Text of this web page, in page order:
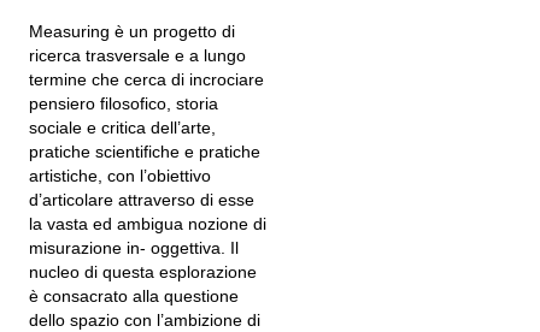
Measuring è un progetto di
ricerca trasversale e a lungo
termine che cerca di incrociare
pensiero filosofico, storia
sociale e critica dell’arte,
pratiche scientifiche e pratiche
artistiche, con l’obiettivo
d’articolare attraverso di esse
la vasta ed ambigua nozione di
misurazione in- oggettiva. Il
nucleo di questa esplorazione
è consacrato alla questione
dello spazio con l’ambizione di